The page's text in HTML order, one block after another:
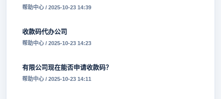
帮助中心 / 2025-10-23 14:39
收款码代办公司
帮助中心 / 2025-10-23 14:23
有限公司现在能否申请收款码？
帮助中心 / 2025-10-23 14:11